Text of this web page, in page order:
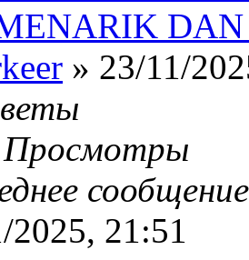
» 23/11/
Просмотры
2025, 21:51